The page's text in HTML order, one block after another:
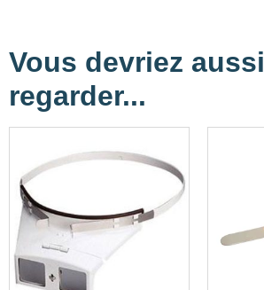
Vous devriez aussi
regarder...